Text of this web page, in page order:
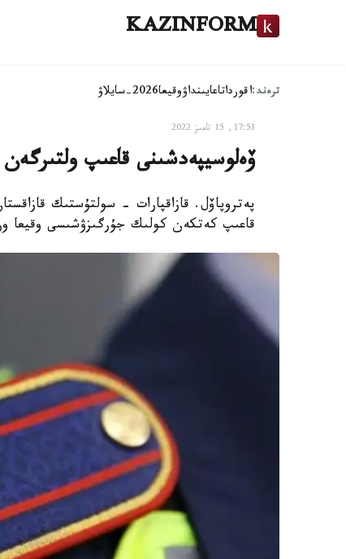
KAZINFORM
ترەند:اقورداتاعايىنداۋوقيعا2026-سايلاۋ
17:53, 15 تامىز 2022
ۆەلوسيپەدشىنى قاعىپ
پەتروپاۆل. قازاقپارات - سولتۇستىك
قاعىپ كەتكەن كولىك جۇرگىزۋشىسى وقيعا